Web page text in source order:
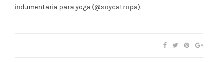
indumentaria para yoga (@soycatropa).